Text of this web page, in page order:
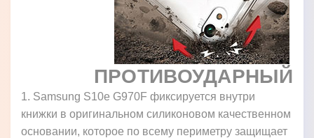
ПРОТИВОУДАРНЫЙ
1. Samsung S10e G970F фиксируется внутри
книжки в оригинальном силиконовом качественном
основании, которое по всему периметру защищает